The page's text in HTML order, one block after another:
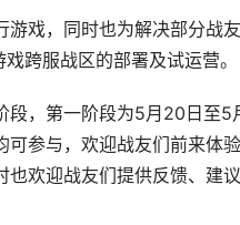
戏，同时也为解决部分战
跨服战区的部署及试运营。
，第一阶段为5月20日至5
参与，欢迎战友们前来体
欢迎战友们提供反馈、建议